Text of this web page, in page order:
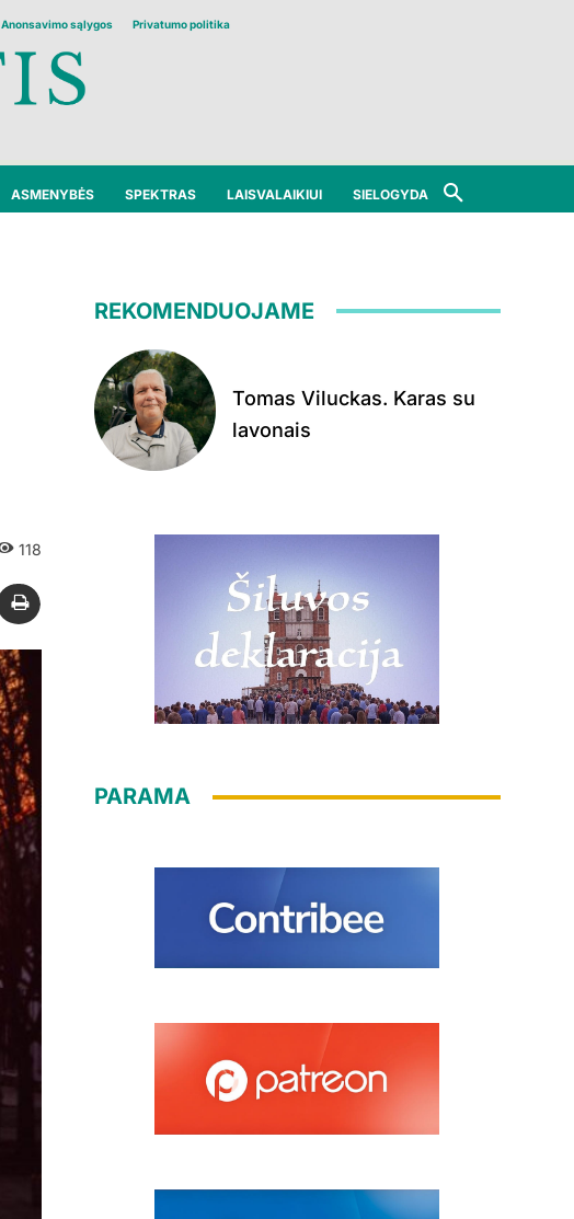
Anonsavimo sąlygos Privatumo politika
ASMENYBĖS SPEKTRAS LAISVALAIKIUI SIELOGYDA
118
REKOMENDUOJAME
Tomas Viluckas. Karas su
lavonais
PARAMA